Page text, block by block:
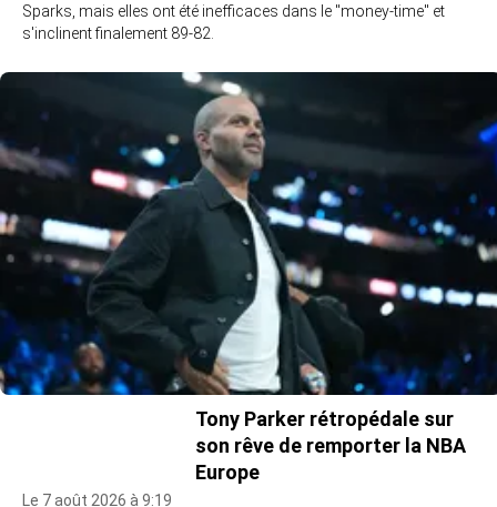
Sparks, mais elles ont été inefficaces dans le "money-time" et
s'inclinent finalement 89-82.
Tony Parker rétropédale sur
son rêve de remporter la NBA
Europe
Le 7 août 2026 à 9:19